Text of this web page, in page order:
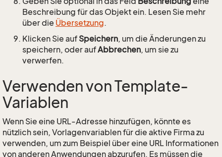
Beschreibung für das Objekt ein. Lesen Sie mehr
über die Übersetzung.
Klicken Sie auf Speichern, um die Änderungen zu
speichern, oder aufAbbrechen, um sie zu
verwerfen.
Verwenden von Template-
Variablen
Wenn Sie eine URL-Adresse hinzufügen, könnte es
nützlich sein, Vorlagenvariablen für die aktive Firma zu
verwenden, um zum Beispiel über eine URL Informationen
von anderen Anwendungen abzurufen. Es müssen die